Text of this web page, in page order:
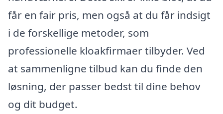
får en fair pris, men også at du får indsigt
i de forskellige metoder, som
professionelle kloakfirmaer tilbyder. Ved
at sammenligne tilbud kan du finde den
løsning, der passer bedst til dine behov
og dit budget.